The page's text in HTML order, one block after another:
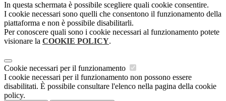
In questa schermata è possibile scegliere quali cookie consentire.
I cookie necessari sono quelli che consentono il funzionamento della
piattaforma e non è possibile disabilitarli.
Per conoscere quali sono i cookie necessari al funzionamento potete
visionare la COOKIE POLICY.
Cookie necessari per il funzionamento
I cookie necessari per il funzionamento non possono essere
disabilitati. È possibile consultare l'elenco nella pagina della cookie
policy.